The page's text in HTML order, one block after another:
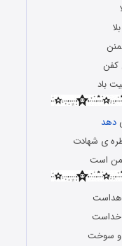
کفن
باد
دهد
ی شهادت
است
خداست
و سوخت